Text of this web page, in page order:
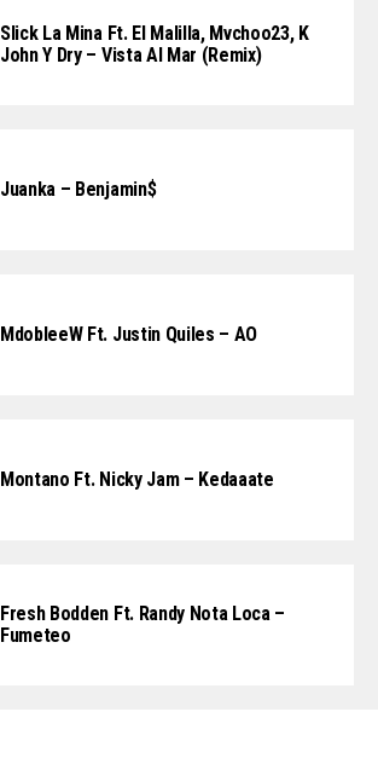
Slick La Mina Ft. El Malilla, Mvchoo23, K
John Y Dry – Vista Al Mar (Remix)
Juanka – Benjamin$
MdobleeW Ft. Justin Quiles – AO
Montano Ft. Nicky Jam – Kedaaate
Fresh Bodden Ft. Randy Nota Loca –
Fumeteo